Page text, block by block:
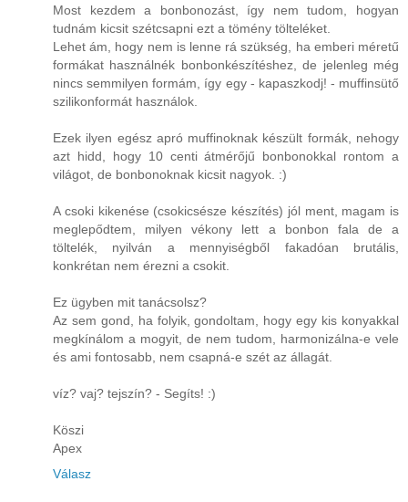
Most kezdem a bonbonozást, így nem tudom, hogyan
tudnám kicsit szétcsapni ezt a tömény tölteléket.
Lehet ám, hogy nem is lenne rá szükség, ha emberi méretű
formákat használnék bonbonkészítéshez, de jelenleg még
nincs semmilyen formám, így egy - kapaszkodj! - muffinsütő
szilikonformát használok.
Ezek ilyen egész apró muffinoknak készült formák, nehogy
azt hidd, hogy 10 centi átmérőjű bonbonokkal rontom a
világot, de bonbonoknak kicsit nagyok. :)
A csoki kikenése (csokicsésze készítés) jól ment, magam is
meglepődtem, milyen vékony lett a bonbon fala de a
töltelék, nyilván a mennyiségből fakadóan brutális,
konkrétan nem érezni a csokit.
Ez ügyben mit tanácsolsz?
Az sem gond, ha folyik, gondoltam, hogy egy kis konyakkal
megkínálom a mogyit, de nem tudom, harmonizálna-e vele
és ami fontosabb, nem csapná-e szét az állagát.
víz? vaj? tejszín? - Segíts! :)
Köszi
Apex
Válasz